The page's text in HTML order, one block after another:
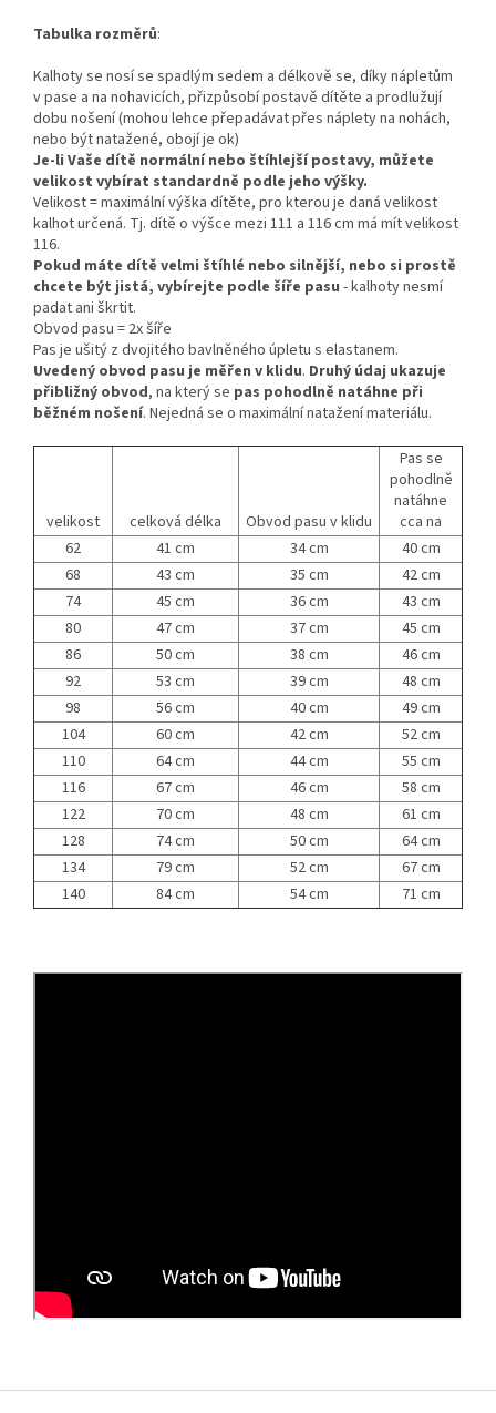
Tabulka rozměrů:
Kalhoty se nosí se spadlým sedem a délkově se, díky nápletům
v pase a na nohavicích, přizpůsobí postavě dítěte a prodlužují
dobu nošení (mohou lehce přepadávat přes náplety na nohách,
nebo být natažené, obojí je ok)
Je-li Vaše dítě normální nebo štíhlejší postavy, můžete
velikost vybírat standardně podle jeho výšky.
Velikost = maximální výška dítěte, pro kterou je daná velikost
kalhot určená. Tj. dítě o výšce mezi 111 a 116 cm má mít velikost
116.
Pokud máte dítě velmi štíhlé nebo silnější, nebo si prostě
chcete být jistá, vybírejte podle šíře pasu - kalhoty nesmí
padat ani škrtit.
Obvod pasu = 2x šíře
Pas je ušitý z dvojitého bavlněného úpletu s elastanem.
Uvedený obvod pasu je měřen v klidu. Druhý údaj ukazuje
přibližný obvod, na který se pas pohodlně natáhne při
běžném nošení. Nejedná se o maximální natažení materiálu.
velikost celková délka Obvod pasu v klidu
Pas se
pohodlně
natáhne
cca na
62
41 cm 34 cm
40 cm
68
43 cm 35 cm
42 cm
74
45 cm 36 cm
43 cm
80
47 cm 37 cm
45 cm
86
50 cm 38 cm
46 cm
92
53 cm 39 cm
48 cm
98
56 cm 40 cm
49 cm
104
60 cm 42 cm
52 cm
110
64 cm 44 cm
55 cm
116
67 cm 46 cm
58 cm
122
70 cm 48 cm
61 cm
128
74 cm 50 cm
64 cm
134
79 cm 52 cm
67 cm
140
84 cm 54 cm 71 cm